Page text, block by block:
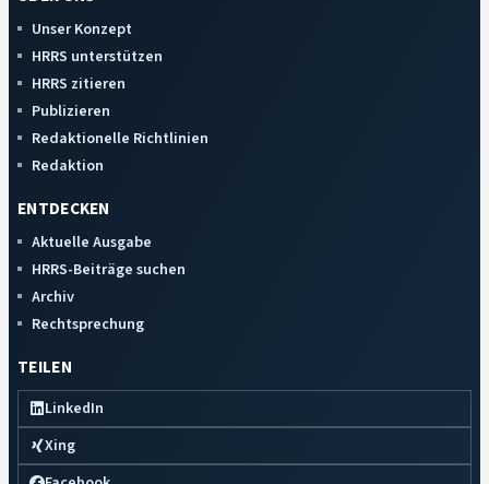
Unser Konzept
HRRS unterstützen
HRRS zitieren
Publizieren
Redaktionelle Richtlinien
Redaktion
ENTDECKEN
Aktuelle Ausgabe
HRRS-Beiträge suchen
Archiv
Rechtsprechung
TEILEN
LinkedIn
Xing